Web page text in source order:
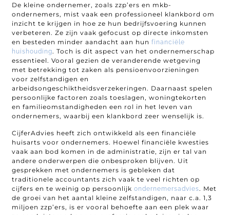
De kleine ondernemer, zoals zzp’ers en mkb-
ondernemers, mist vaak een professioneel klankbord om
inzicht te krijgen in hoe ze hun bedrijfsvoering kunnen
verbeteren. Ze zijn vaak gefocust op directe inkomsten
en besteden minder aandacht aan hunfinanciële
huishouding. Toch is dit aspect van het ondernemerschap
essentieel. Vooral gezien de veranderende wetgeving
met betrekking tot zaken als pensioenvoorzieningen
voor zelfstandigen en
arbeidsongeschiktheidsverzekeringen. Daarnaast spelen
persoonlijke factoren zoals toeslagen, woningtekorten
en familieomstandigheden een rol in het leven van
ondernemers, waarbij een klankbord zeer wenselijk is.
CijferAdvies heeft zich ontwikkeld als een financiële
huisarts voor ondernemers. Hoewel financiële kwesties
vaak aan bod komen in de administratie, zijn er tal van
andere onderwerpen die onbesproken blijven. Uit
gesprekken met ondernemers is gebleken dat
traditionele accountants zich vaak te veel richten op
cijfers en te weinig op persoonlijkondernemersadvies. Met
de groei van het aantal kleine zelfstandigen, naar c.a. 1,3
miljoen zzp’ers, is er vooral behoefte aan een plek waar